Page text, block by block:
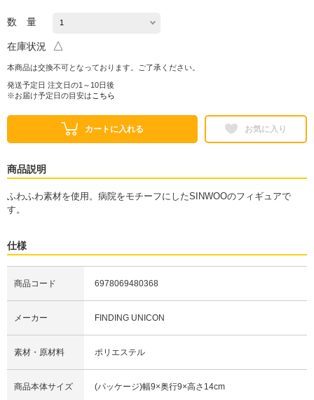
数 量
在庫状況 △
本商品は交換不可となっております。ご了承ください。
発送予定日 注文日の1～10日後
※お届け予定日の目安は こちら
カートに入れる お気に入り
商品説明
ふわふわ素材を使用。病院をモチーフにしたSINWOOのフィギュアで
す。
仕様
商品コード 6978069480368
メーカー FINDING UNICON
素材・原材料 ポリエステル
商品本体サイズ (パッケージ)幅9×奥行9×高さ14cm